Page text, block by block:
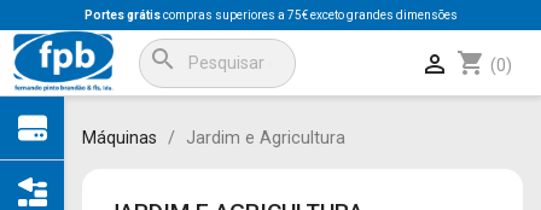
Portes grátiscompras superiores a 75€ exceto grandes dimensões
search shopping_cart (0)

Máquinas Jardim e Agricultura